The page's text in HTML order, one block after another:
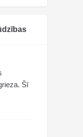
Šī